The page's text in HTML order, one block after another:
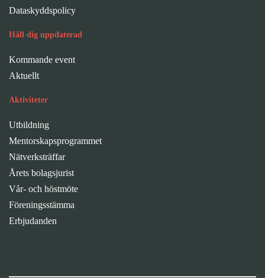
Dataskyddspolicy
Håll dig uppdaterad
Kommande event
Aktuellt
Aktiviteter
Utbildning
Mentorskapsprogrammet
Nätverksträffar
Årets bolagsjurist
Vår- och höstmöte
Föreningsstämma
Erbjudanden